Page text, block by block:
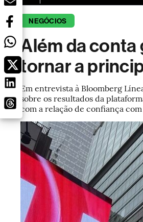
NEGÓCIOS
Além da conta
tornar a
Em entrevista à Bloomberg
sobre os resultados da
com a relação de confiança